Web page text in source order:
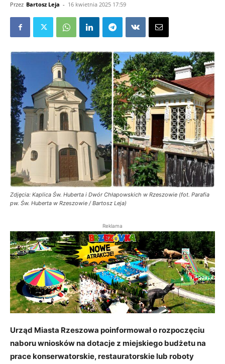
Przez Bartosz Leja - 16 kwietnia 2025 17:59
Zdjęcia: Kaplica Św. Huberta i Dwór Chłapowskich w Rzeszowie (fot. Parafia
pw. Św. Huberta w Rzeszowie / Bartosz Leja)
Reklama
Urząd Miasta Rzeszowa poinformował o rozpoczęciu
naboru wniosków na dotacje z miejskiego budżetu na
prace konserwatorskie, restauratorskie lub roboty